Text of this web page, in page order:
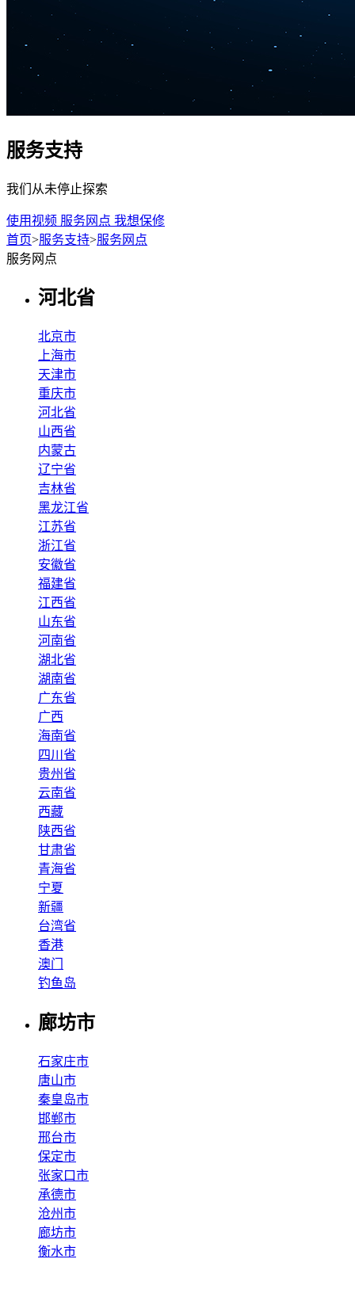
服务支持
我们从未停止探索
使用视频 服务网点 我想保修
首页>服务支持>服务网点
服务网点
河北省
北京市
上海市
天津市
重庆市
河北省
山西省
内蒙古
辽宁省
吉林省
黑龙江省
江苏省
浙江省
安徽省
福建省
江西省
山东省
河南省
湖北省
湖南省
广东省
广西
海南省
四川省
贵州省
云南省
西藏
陕西省
甘肃省
青海省
宁夏
新疆
台湾省
香港
澳门
钓鱼岛
廊坊市
石家庄市
唐山市
秦皇岛市
邯郸市
邢台市
保定市
张家口市
承德市
沧州市
廊坊市
衡水市